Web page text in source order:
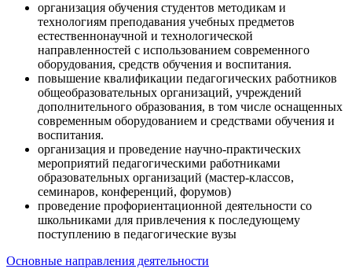
организация обучения студентов методикам и
технологиям преподавания учебных предметов
естественнонаучной и технологической
направленностей с использованием современного
оборудования, средств обучения и воспитания.
повышение квалификации педагогических работников
общеобразовательных организаций, учреждений
дополнительного образования, в том числе оснащенных
современным оборудованием и средствами обучения и
воспитания.
организация и проведение научно-практических
мероприятий педагогическими работниками
образовательных организаций (мастер-классов,
семинаров, конференций, форумов)
проведение профориентационной деятельности со
школьниками для привлечения к последующему
поступлению в педагогические вузы
Основные направления деятельности